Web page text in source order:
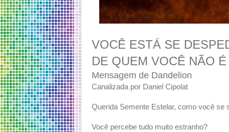
VOCÊ ESTÁ SE
DE QUEM VOCÊ NÃO
Mensagem de Dandelion
Canalizada por Daniel Cipolat
Querida Semente Estelar, como você se
Você percebe tudo muito estranho?